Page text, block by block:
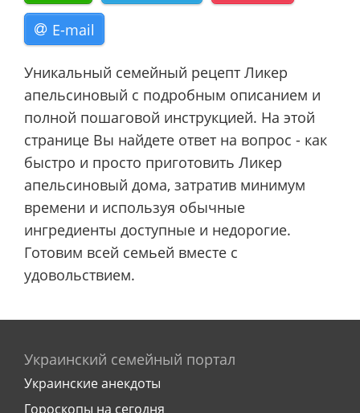
E-mail
Уникальный семейный рецепт Ликер
апельсиновый с подробным описанием и
полной пошаговой инструкцией. На этой
странице Вы найдете ответ на вопрос - как
быстро и просто приготовить Ликер
апельсиновый дома, затратив минимум
времени и используя обычные
ингредиенты доступные и недорогие.
Готовим всей семьей вместе с
удовольствием.
Украинский семейный портал
Украинские анекдоты
Гороскопы на сегодня